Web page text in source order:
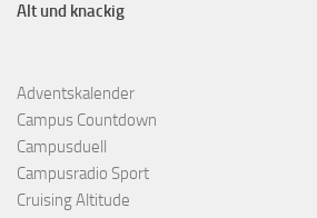
Alt und knackig
Adventskalender
Campus Countdown
Campusduell
Campusradio Sport
Cruising Altitude